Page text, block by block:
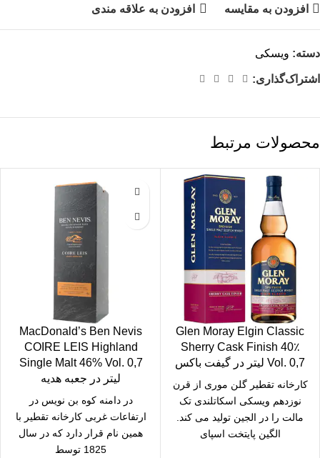
افزودن به مقایسه افزودن به علاقه مندی
دسته: ویسکی
اشتراک‌گذاری:
محصولات مرتبط
Glen Moray Elgin Classic
Sherry Cask Finish 40٪
Vol. 0,7 لیتر در گیفت باکس
کارخانه تقطیر گلن موری از قرن
نوزدهم ویسکی اسکاتلندی تک
مالت را در الجین تولید می کند.
الگین پایتخت اسپای
MacDonald’s Ben Nevis
COIRE LEIS Highland
Single Malt 46% Vol. 0,7
لیتر در جعبه هدیه
در دامنه کوه بن نویس در
ارتفاعات غربی کارخانه تقطیر با
همین نام قرار دارد که در سال
1825 توسط